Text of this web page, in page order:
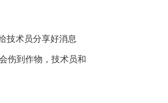
技术员分享好消息
伤到作物，技术员和